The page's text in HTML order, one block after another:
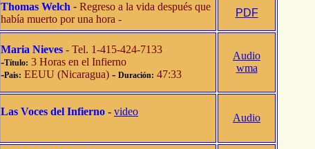
Thomas Welch - Regreso a la vida después que
había muerto por una hora -
PDF
Maria Nieves - Tel. 1-415-424-7133
-Título: 3 Horas en el Infierno
-Pais: EEUU (Nicaragua) - Duración: 47:33
Audio
wma
Las Voces del Infierno - video
Audio